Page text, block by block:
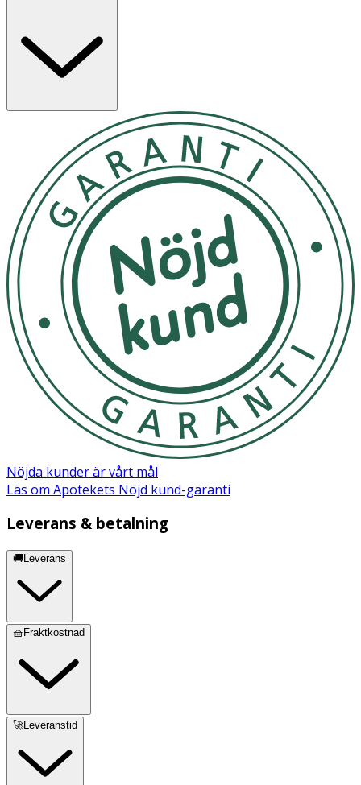
Nöjda kunder är vårt mål
Läs om Apotekets Nöjd kund-garanti
Leverans & betalning
🚚Leverans
🧺Fraktkostnad
🚀Leveranstid